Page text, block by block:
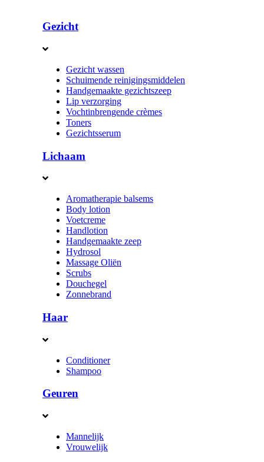
Gezicht
Gezicht wassen
Schuimende reinigingsmiddelen
Handgemaakte gezichtszeep
Lip verzorging
Vochtinbrengende crèmes
Toners
Gezichtsserum
Lichaam
Aromatherapie balsems
Body lotion
Voetcreme
Handlotion
Handgemaakte zeep
Hydrosol
Massage Oliën
Scrubs
Douchegel
Zonnebrand
Haar
Conditioner
Shampoo
Geuren
Mannelijk
Vrouwelijk